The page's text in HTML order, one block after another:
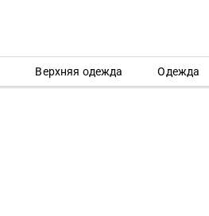
Верхняя одежда Одежда